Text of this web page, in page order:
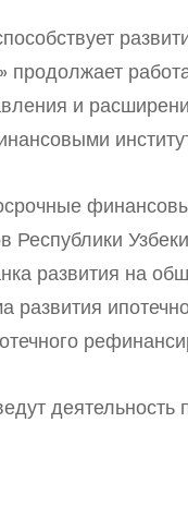
продолжает
и
развития на
деятельность